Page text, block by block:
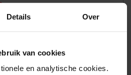
Details Over
van cookies
en analytische cookies.